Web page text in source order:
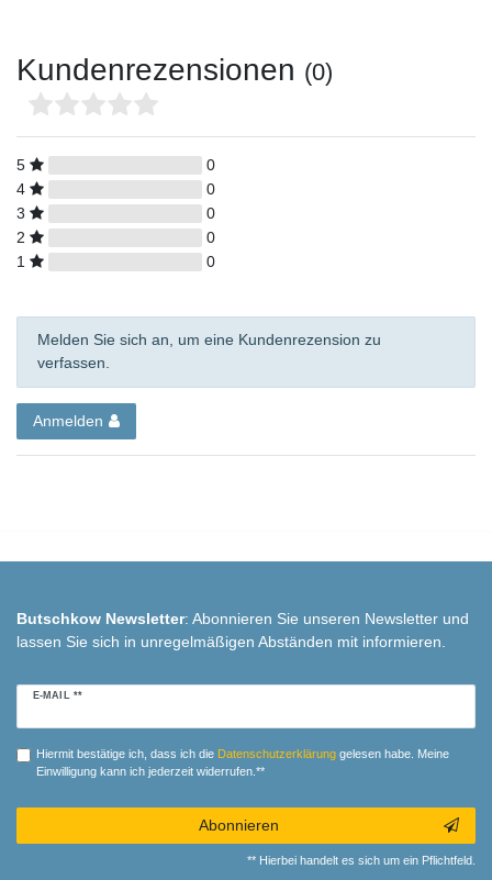
Kundenrezensionen (0)
5
0
4
0
3
0
2
0
1
0
Melden Sie sich an, um eine Kundenrezension zu
verfassen.
Anmelden
Butschkow Newsletter: Abonnieren Sie unseren Newsletter und
lassen Sie sich in unregelmäßigen Abständen mit informieren.
E-MAIL **
Newsletter
Hiermit bestätige ich, dass ich die Daten­schutz­erklärunggelesen habe. Meine
Einwilligung kann ich jederzeit widerrufen.**
Abonnieren
** Hierbei handelt es sich um ein Pflichtfeld.